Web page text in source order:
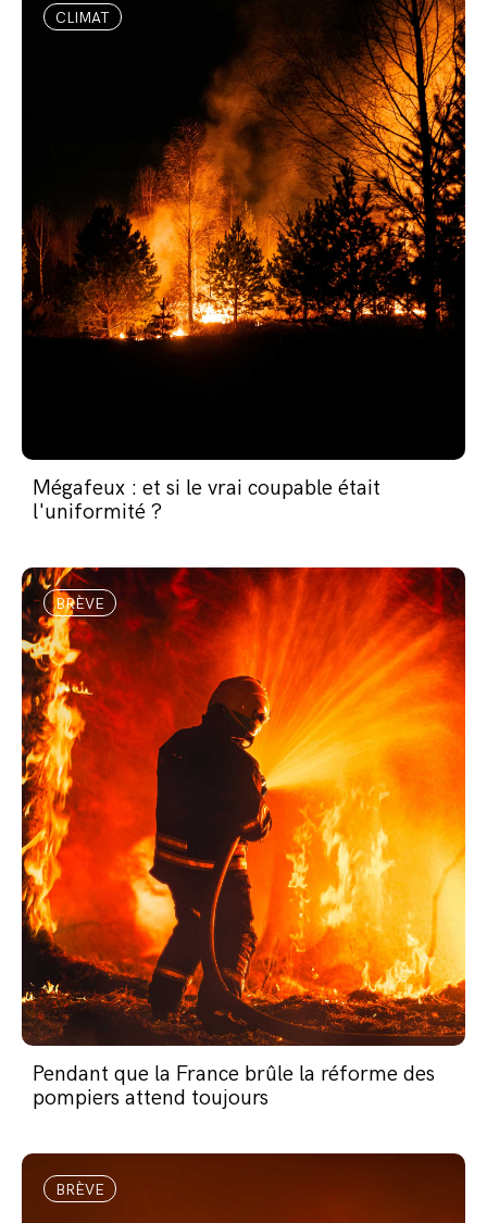
CLIMAT
Mégafeux : et si le vrai coupable était
l'uniformité ?
BRÈVE
Pendant que la France brûle la réforme des
pompiers attend toujours
BRÈVE